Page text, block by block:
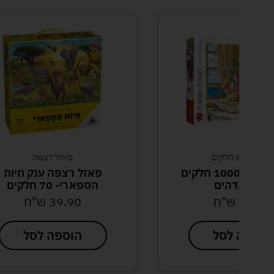
500-3000 חלקים
פאזל טראפל 1000 חלקים
עציץ מדהים
ש"ח
הוספה לסל
פאזל רצפה
פאזל רצפה ענק חיות
הספארי- 70 חלקים
39.90 ש"ח
הוספה לסל